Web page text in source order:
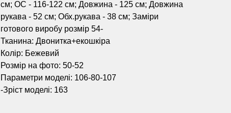
см; ОС - 116-122 см; Довжина - 125 см; Довжина
рукава - 52 см; Обх.рукава - 38 см; Заміри
готового виробу розмір 54-
Тканина: Двонитка+екошкіра
Колір: Бежевий
Розмір на фото: 50-52
Параметри моделі: 106-80-107
-Зріст моделі: 163